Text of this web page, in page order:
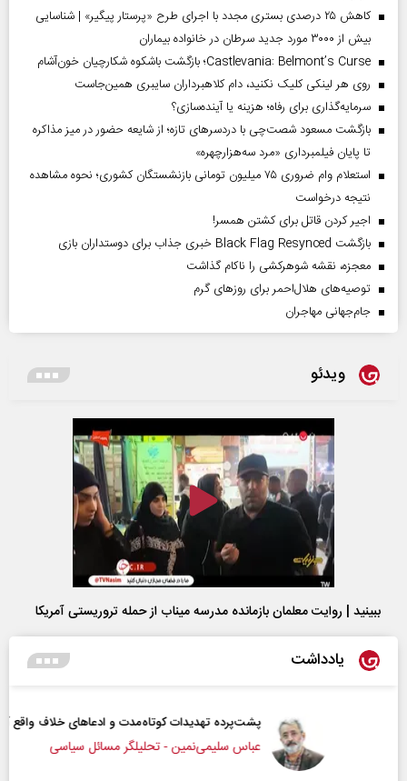
کاهش ۲۵ درصدی بستری مجدد با اجرای طرح «پرستار پیگیر» | شناسایی
بیش از ۳۰۰۰ مورد جدید سرطان در خانواده بیماران
Castlevania: Belmont’s Curse؛ بازگشت باشکوه شکارچیان خون‌آشام
روی هر لینکی کلیک نکنید، دام کلاهبرداران سایبری همین‌جاست
سرمایه‌گذاری برای رفاه؛ هزینه یا آینده‌سازی؟
بازگشت مسعود شصت‌چی با دردسر‌های تازه؛ از شایعه حضور در میز مذاکره
تا پایان فیلمبرداری «مرد سه‌هزارچهره»
استعلام وام ضروری ۷۵ میلیون تومانی بازنشستگان کشوری؛ نحوه مشاهده
نتیجه درخواست
اجیر کردن قاتل برای کشتن همسر!
بازگشت Black Flag Resynced خبری جذاب برای دوستداران بازی
معجزه، نقشه شوهرکشی را ناکام گذاشت
توصیه‌های هلال‌احمر برای روز‌های گرم
جام‌جهانی مهاجران
ویدئو
ببینید | روایت معلمان بازمانده مدرسه میناب از حمله تروریستی آمریکا
یادداشت
پشت‌پرده تهدیدات کوتاه‏‌مدت و ادعا‌های خلاف واقع آمریکا
عباس سلیمی‌نمین - تحلیلگر مسائل سیاسی